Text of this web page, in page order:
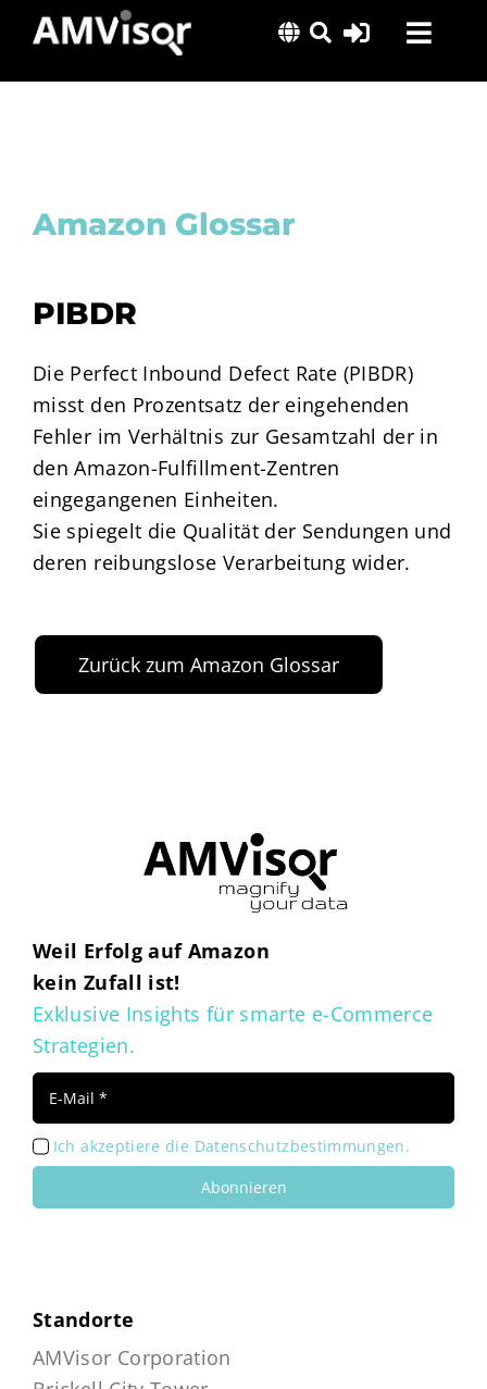
content
Lösungen
Über uns
Amazon Glossar
PIBDR
Die Perfect Inbound Defect Rate (PIBDR)
misst den Prozentsatz der eingehenden
Fehler im Verhältnis zur Gesamtzahl der in
den Amazon-Fulfillment-Zentren
eingegangenen Einheiten.
Sie spiegelt die Qualität der Sendungen und
deren reibungslose Verarbeitung wider.
Zurück zum Amazon Glossar
Weil Erfolg auf Amazon
kein Zufall ist!
Exklusive Insights für smarte e-Commerce
Strategien.
Ich akzeptiere die Datenschutzbestimmungen.
Abonnieren
Standorte
AMVisor Corporation